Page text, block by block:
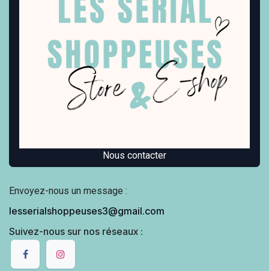
Nous contacter
Envoyez-nous un message :
lesserialshoppeuses3@gmail.com
Suivez-nous sur nos réseaux :